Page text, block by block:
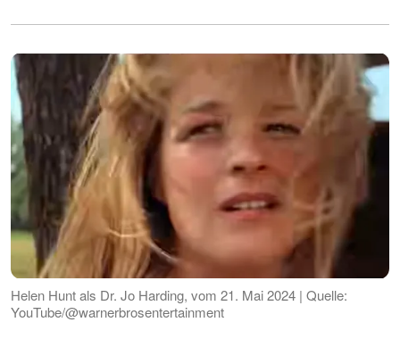
Helen Hunt als Dr. Jo Harding, vom 21. Mai 2024 | Quelle:
YouTube/@warnerbrosentertainment